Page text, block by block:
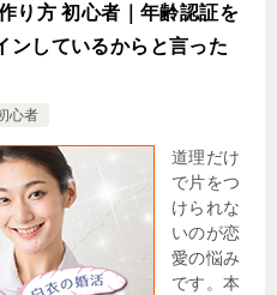
り方 初心者｜年齢認証を
ンしているからと言った
心者
道理だけ
で片をつ
けられな
いのが恋
愛の悩み
です。本